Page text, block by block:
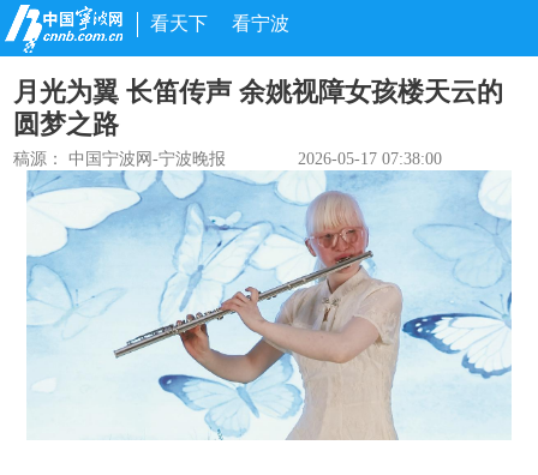
看天下 看宁波
月光为翼 长笛传声 余姚视障女孩楼天云的
圆梦之路
稿源：中国宁波网-宁波晚报 2026-05-17 07:38:00